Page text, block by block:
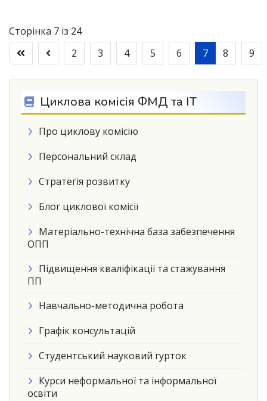
Сторінка 7 із 24
2
3 4 5 6 7 8 9
Циклова комісія ФМД та ІТ
Про циклову комісію
Персональний склад
Стратегія розвитку
Блог циклової комісії
Матеріально-технічна база забезпечення
ОПП
Підвищення кваліфікації та стажування
ПП
Навчально-методична робота
Графік консультацій
Студентський науковий гурток
Курси неформальної та інформальної
освіти